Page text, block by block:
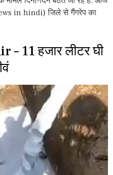
in hindi) जिले से गैंगरेप का
11 हजार लीटर घी